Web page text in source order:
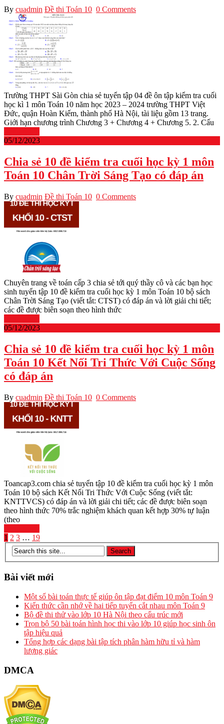
By cuadmin Đề thi Toán 10 0 Comments
Trường THPT Sài Gòn chia sẻ tuyển tập 04 đề ôn tập kiểm tra cuối
học kì 1 môn Toán 10 năm học 2023 – 2024 trường THPT Việt
Đức, quận Hoàn Kiếm, thành phố Hà Nội, tài liệu gồm 13 trang.
Giới hạn chương trình Chương 3 + Chương 4 + Chương 5. 2. Cấu
05/12/2023
Chia sẻ 10 đề kiểm tra cuối học kỳ 1 môn
Toán 10 Chân Trời Sáng Tạo có đáp án
By cuadmin Đề thi Toán 10 0 Comments
Chuyên trang về toán cấp 3 chia sẻ tới quý thầy cô và các bạn học
sinh tuyển tập 10 đề kiểm tra cuối học kỳ 1 môn Toán 10 bộ sách
Chân Trời Sáng Tạo (viết tắt: CTST) có đáp án và lời giải chi tiết;
các đề được biên soạn theo hình thức
05/12/2023
Chia sẻ 10 đề kiểm tra cuối học kỳ 1 môn
Toán 10 Kết Nối Tri Thức Với Cuộc Sống
có đáp án
By cuadmin Đề thi Toán 10 0 Comments
Toancap3.com chia sẻ tuyển tập 10 đề kiểm tra cuối học kỳ 1 môn
Toán 10 bộ sách Kết Nối Tri Thức Với Cuộc Sống (viết tắt:
KNTTVCS) có đáp án và lời giải chi tiết; các đề được biên soạn
theo hình thức 70% trắc nghiệm khách quan kết hợp 30% tự luận
(theo
Phân
trang
bài
viết
1 2 3 … 19
Bài viết mới
Một số bài toán thực tế giúp ôn tập đạt điểm 10 môn Toán 9
Kiến thức cần nhớ về hai tiếp tuyến cắt nhau môn Toán 9
Bộ đề thi thử vào lớp 10 Hà Nội theo cấu trúc mới
Trọn bộ 50 bài toán hình học thi vào lớp 10 giúp học sinh ôn
tập hiệu quả
Tổng hợp các dạng bài tập tích phân hàm hữu tỉ và hàm
lượng giác
DMCA